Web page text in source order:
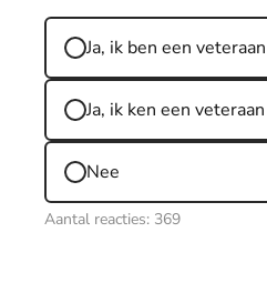
Ja, ik ben een veteraan
Ja, ik ken een veteraan
Nee
Aantal reacties: 369